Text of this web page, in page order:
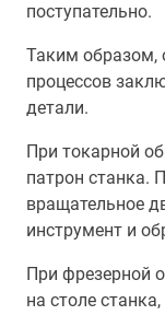
поступательно.
Таким образом,
процессов
детали.
При токарной
патрон станка.
вращательное
инструмент и
При фрезерной
на столе